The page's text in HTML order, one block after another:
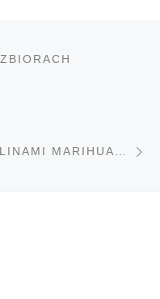
CO ZROBIĆ Z MĘSKIMI ROŚLINAMI MARIHUANY?